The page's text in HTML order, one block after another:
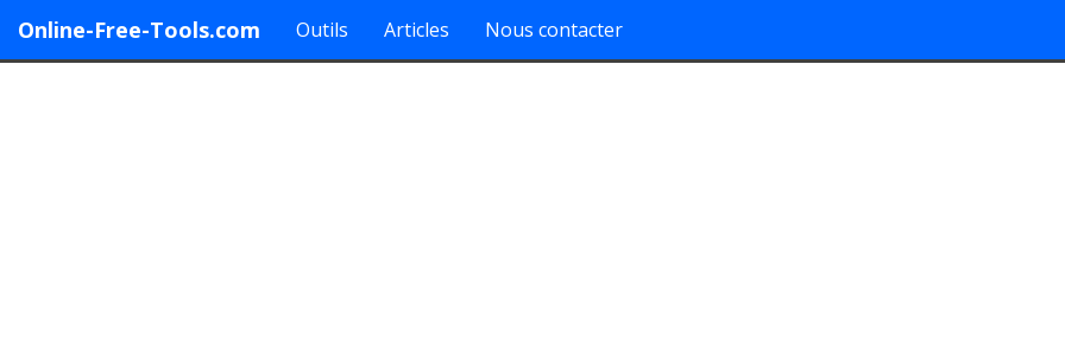
Online-Free-Tools.com Outils Articles Nous contacter